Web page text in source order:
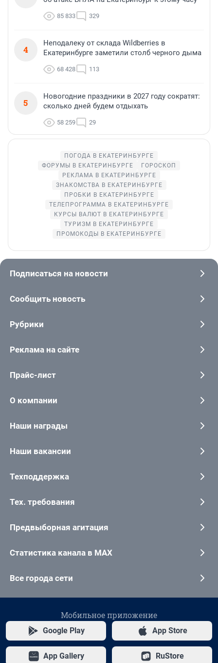
85 833 329
4
Неподалеку от склада Wildberries в
Екатеринбурге заметили столб черного дыма
68 428 113
5
Новогодние праздники в 2027 году сократят:
сколько дней будем отдыхать
58 259 29
ПОГОДА В ЕКАТЕРИНБУРГЕ
ФОРУМЫ В ЕКАТЕРИНБУРГЕ
ГОРОСКОП
РЕКЛАМА В ЕКАТЕРИНБУРГЕ
ЗНАКОМСТВА В ЕКАТЕРИНБУРГЕ
ПРОБКИ В ЕКАТЕРИНБУРГЕ
ТЕЛЕПРОГРАММА В ЕКАТЕРИНБУРГЕ
КУРСЫ ВАЛЮТ В ЕКАТЕРИНБУРГЕ
ТУРИЗМ В ЕКАТЕРИНБУРГЕ
ПРОМОКОДЫ В ЕКАТЕРИНБУРГЕ
Подписаться на новости
Сообщить новость
Рубрики
Реклама на сайте
Прайс-лист
О компании
Наши награды
Наши вакансии
Техподдержка
Тех. требования
Предвыборная агитация
Статистика канала в MAX
Все города сети
Мобильное приложение
Google Play App Store
App Gallery RuStore